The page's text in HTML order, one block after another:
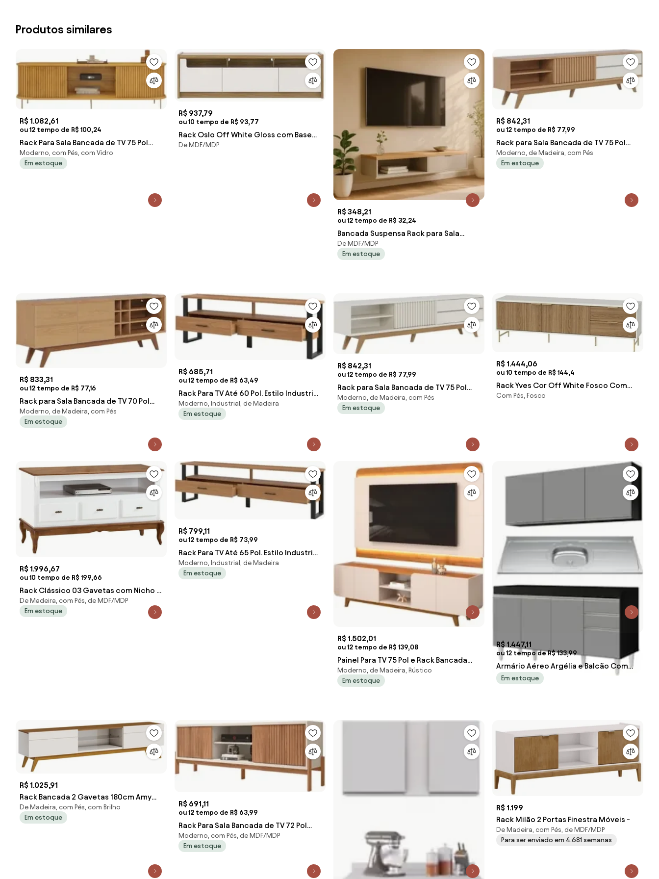
Produtos similares
R$ 1.082,61
ou 12 tempo de R$ 100,24
Rack Para Sala Bancada de TV 75 Pol
218cm Ripado World D04 Cedro - Mpo
Moderno, com Pés, com Vidro
Em estoque
R$ 937,79
ou 10 tempo de R$ 93,77
Rack Oslo Off White Gloss com Base
Freijo 2,20 MT - 69682 Sun House
De MDF/MDP
R$ 348,21
ou 12 tempo de R$ 32,24
Bancada Suspensa Rack para Sala
136cm Prime L06 Nature/Off White -
Mpo
De MDF/MDP
Em estoque
R$ 842,31
ou 12 tempo de R$ 77,99
Rack para Sala Bancada de TV 75 Pol
200cm Itália C05 Freijó/Off White
Moderno, de Madeira, com Pés
Em estoque
R$ 833,31
ou 12 tempo de R$ 77,16
Rack para Sala Bancada de TV 70 Pol
180cm Noruega C05 Freijó - Mpozena
Moderno, de Madeira, com Pés
Em estoque
R$ 685,71
ou 12 tempo de R$ 63,49
Rack Para TV Até 60 Pol. Estilo Industrial
2 Gavetas F42 Freijó/Preto
Moderno, Industrial, de Madeira
Em estoque
R$ 842,31
ou 12 tempo de R$ 77,99
Rack para Sala Bancada de TV 75 Pol
200cm Itália C05 Off White Matte -
Moderno, de Madeira, com Pés
Em estoque
R$ 1.444,06
ou 10 tempo de R$ 144,4
Rack Yves Cor Off White Fosco Com
Freijo Pés Dourado 220cm - 71124 Sun
Com Pés, Fosco
R$ 1.996,67
ou 10 tempo de R$ 199,66
Rack Clássico 03 Gavetas com Nicho e
Pés Luis Xv - Wood Prime NL 26278
De Madeira, com Pés, de MDF/MDP
Em estoque
R$ 799,11
ou 12 tempo de R$ 73,99
Rack Para TV Até 65 Pol. Estilo Industrial
2 Gavetas F43 Freijó/Preto
Moderno, Industrial, de Madeira
Em estoque
R$ 1.502,01
ou 12 tempo de R$ 139,08
Painel Para TV 75 Pol e Rack Bancada
Com LED 220cm Collie D04 Off Whit
Moderno, de Madeira, Rústico
Em estoque
R$ 1.447,11
ou 12 tempo de R$ 133,99
Armário Aéreo Argélia e Balcão Com
Pia 150cm Marrocos Preto/Cinza - Lu
Em estoque
R$ 1.025,91
Rack Bancada 2 Gavetas 180cm Amy
Off White/Freijó G29 - Gran Belo
De Madeira, com Pés, com Brilho
Em estoque
R$ 691,11
ou 12 tempo de R$ 63,99
Rack Para Sala Bancada de TV 72 Pol
Ripado 184cm Tannen Freijó/Off Whi
Moderno, com Pés, de MDF/MDP
Em estoque
R$ 1.199
Rack Milão 2 Portas Finestra Móveis -
De Madeira, com Pés, de MDF/MDP
Para ser enviado em 4.681 semanas